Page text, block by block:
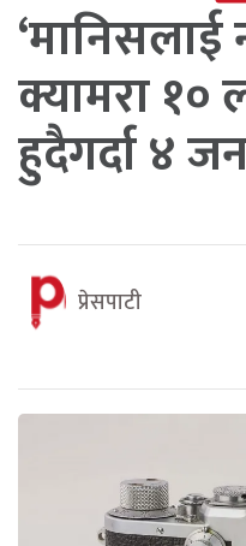
‘मानिसलाई
क्यामरा
हुदैगर्दा ४
प्रेसपाटी